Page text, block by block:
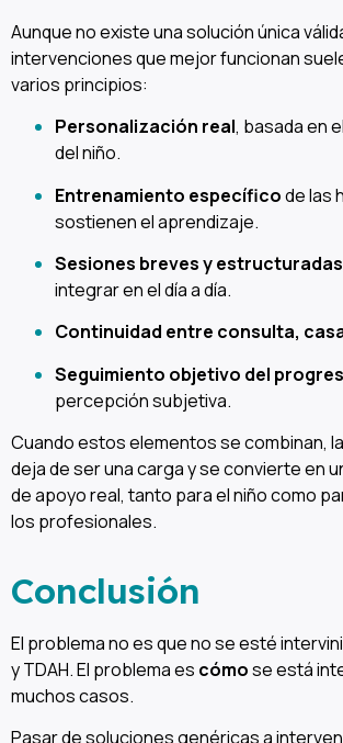
Aunque no existe una solución única
intervenciones que mejor funcionan
varios principios:
Personalización real, basada en
del niño.
Entrenamiento específicode las
sostienen el aprendizaje.
Sesiones breves y estructuradas
integrar en el día a día.
Continuidad entre consulta,
Seguimiento objetivo del
percepción subjetiva.
Cuando estos elementos se combinan,
deja de ser una carga y se convierte en
de apoyo real, tanto para el niño como
los profesionales.
Conclusión
El problema no es que no se esté
y TDAH. El problema es cómose está
muchos casos.
Pasar de soluciones genéricas a